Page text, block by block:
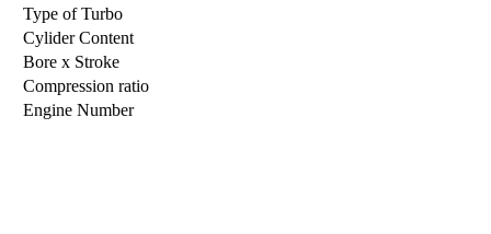
Type of Turbo
Cylider Content
Bore x Stroke
Compression ratio
Engine Number